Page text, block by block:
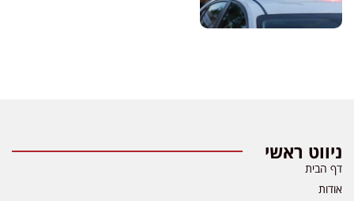
ניווט ראשי
דף הבית
אודות